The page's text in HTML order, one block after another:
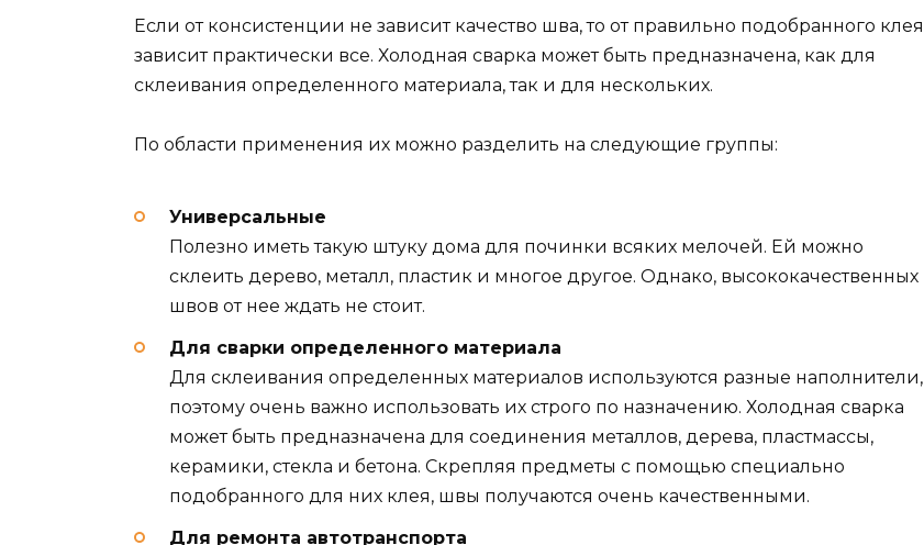
Если от консистенции не зависит качество шва, то от правильно подобранного клея
зависит практически все. Холодная сварка может быть предназначена, как для
склеивания определенного материала, так и для нескольких.
По области применения их можно разделить на следующие группы:
Универсальные
Полезно иметь такую штуку дома для починки всяких мелочей. Ей можно
склеить дерево, металл, пластик и многое другое. Однако, высококачественных
швов от нее ждать не стоит.
Для сварки определенного материала
Для склеивания определенных материалов используются разные наполнители,
поэтому очень важно использовать их строго по назначению. Холодная сварка
может быть предназначена для соединения металлов, дерева, пластмассы,
керамики, стекла и бетона. Скрепляя предметы с помощью специально
подобранного для них клея, швы получаются очень качественными.
Для ремонта автотранспорта